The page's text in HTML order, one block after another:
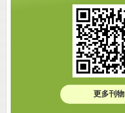
更多刊物